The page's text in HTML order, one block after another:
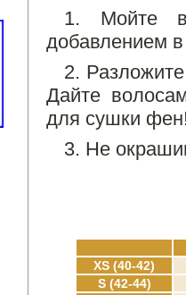
1. Мойте
добавлением
2.
Дайте
для сушки
3. Не
XS (40-42)
S (42-44)